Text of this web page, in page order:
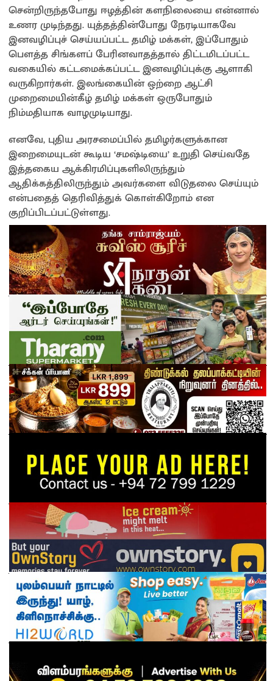
சென்றிருந்தபோது ஈழத்தின் களநிலையை என்னால்
உணர முடிந்தது. யுத்தத்தின்போது நேரடியாகவே
இனவழிப்புச் செய்யப்பட்ட தமிழ் மக்கள், இப்போதும்
பௌத்த சிங்களப் பேரினவாதத்தால் திட்டமிடப்பட்ட
வகையில் கட்டமைக்கப்பட்ட இனவழிப்புக்கு ஆளாகி
வருகிறார்கள். இலங்கையின் ஒற்றை ஆட்சி
முறைமையின்கீழ் தமிழ் மக்கள் ஒருபோதும்
நிம்மதியாக வாழமுடியாது.
எனவே, புதிய அரசமைப்பில் தமிழர்களுக்கான
இறைமையுடன் கூடிய ‘சமஷ்டியை’ உறுதி செய்வதே
இத்தகைய ஆக்கிரமிப்புகளிலிருந்தும்
ஆதிக்கத்திலிருந்தும் அவர்களை விடுதலை செய்யும்
என்பதைத் தெரிவித்துக் கொள்கிறோம் என
குறிப்பிடப்பட்டுள்ளது.